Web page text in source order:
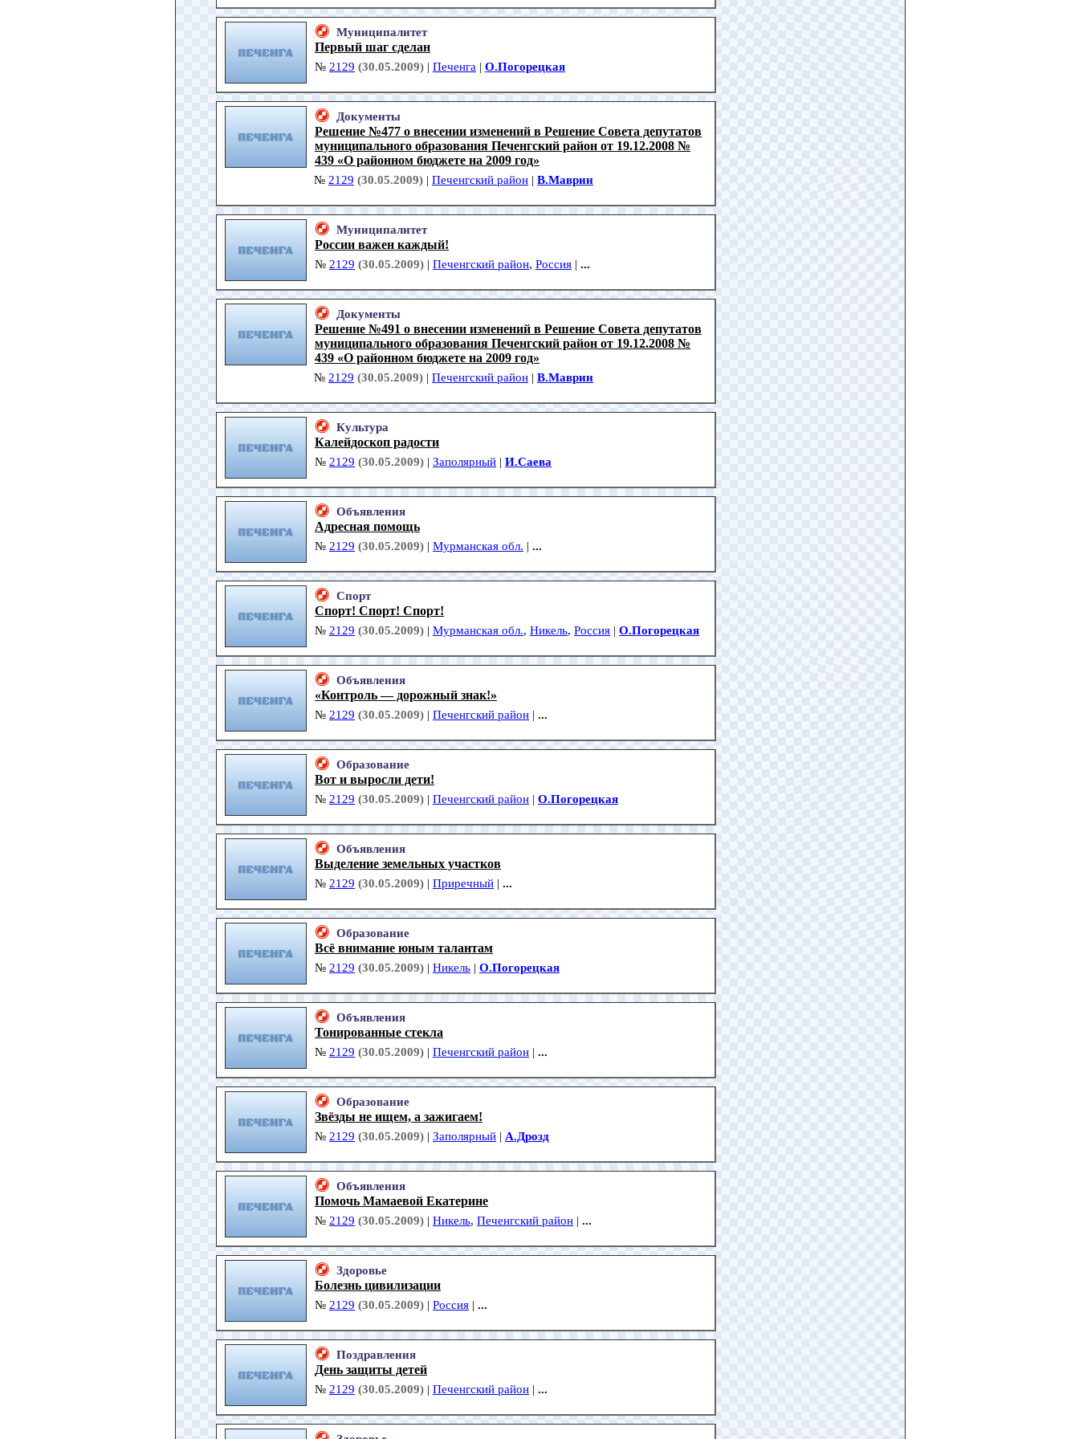
Муниципалитет
Первый шаг сделан
№ 2129 (30.05.2009) | Печенга | О.Погорецкая
Документы
Решение №477 о внесении изменений в Решение Совета депутатов
муниципального образования Печенгский район от 19.12.2008 №
439 «О районном бюджете на 2009 год»
№ 2129 (30.05.2009) | Печенгский район | В.Маврин
Муниципалитет
России важен каждый!
№ 2129 (30.05.2009) | Печенгский район, Россия | ...
Документы
Решение №491 о внесении изменений в Решение Совета депутатов
муниципального образования Печенгский район от 19.12.2008 №
439 «О районном бюджете на 2009 год»
№ 2129 (30.05.2009) | Печенгский район | В.Маврин
Культура
Калейдоскоп радости
№ 2129 (30.05.2009) | Заполярный | И.Саева
Объявления
Адресная помощь
№ 2129 (30.05.2009) | Мурманская обл. | ...
Спорт
Спорт! Спорт! Спорт!
№ 2129 (30.05.2009) | Мурманская обл., Никель, Россия | О.Погорецкая
Объявления
«Контроль — дорожный знак!»
№ 2129 (30.05.2009) | Печенгский район | ...
Образование
Вот и выросли дети!
№ 2129 (30.05.2009) | Печенгский район | О.Погорецкая
Объявления
Выделение земельных участков
№ 2129 (30.05.2009) | Приречный | ...
Образование
Всё внимание юным талантам
№ 2129 (30.05.2009) | Никель | О.Погорецкая
Объявления
Тонированные стекла
№ 2129 (30.05.2009) | Печенгский район | ...
Образование
Звёзды не ищем, а зажигаем!
№ 2129 (30.05.2009) | Заполярный | А.Дрозд
Объявления
Помочь Мамаевой Екатерине
№ 2129 (30.05.2009) | Никель, Печенгский район | ...
Здоровье
Болезнь цивилизации
№ 2129 (30.05.2009) | Россия | ...
Поздравления
День защиты детей
№ 2129 (30.05.2009) | Печенгский район | ...